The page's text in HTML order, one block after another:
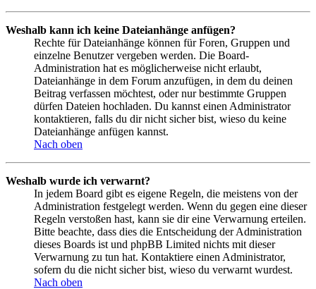
Weshalb kann ich keine Dateianhänge anfügen?
Rechte für Dateianhänge können für Foren, Gruppen und
einzelne Benutzer vergeben werden. Die Board-
Administration hat es möglicherweise nicht erlaubt,
Dateianhänge in dem Forum anzufügen, in dem du deinen
Beitrag verfassen möchtest, oder nur bestimmte Gruppen
dürfen Dateien hochladen. Du kannst einen Administrator
kontaktieren, falls du dir nicht sicher bist, wieso du keine
Dateianhänge anfügen kannst.
Nach oben
Weshalb wurde ich verwarnt?
In jedem Board gibt es eigene Regeln, die meistens von der
Administration festgelegt werden. Wenn du gegen eine dieser
Regeln verstoßen hast, kann sie dir eine Verwarnung erteilen.
Bitte beachte, dass dies die Entscheidung der Administration
dieses Boards ist und phpBB Limited nichts mit dieser
Verwarnung zu tun hat. Kontaktiere einen Administrator,
sofern du die nicht sicher bist, wieso du verwarnt wurdest.
Nach oben